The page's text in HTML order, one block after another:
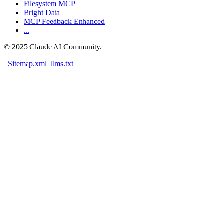
Filesystem MCP
Bright Data
MCP Feedback Enhanced
...
© 2025 Claude AI Community.
Sitemap.xml llms.txt